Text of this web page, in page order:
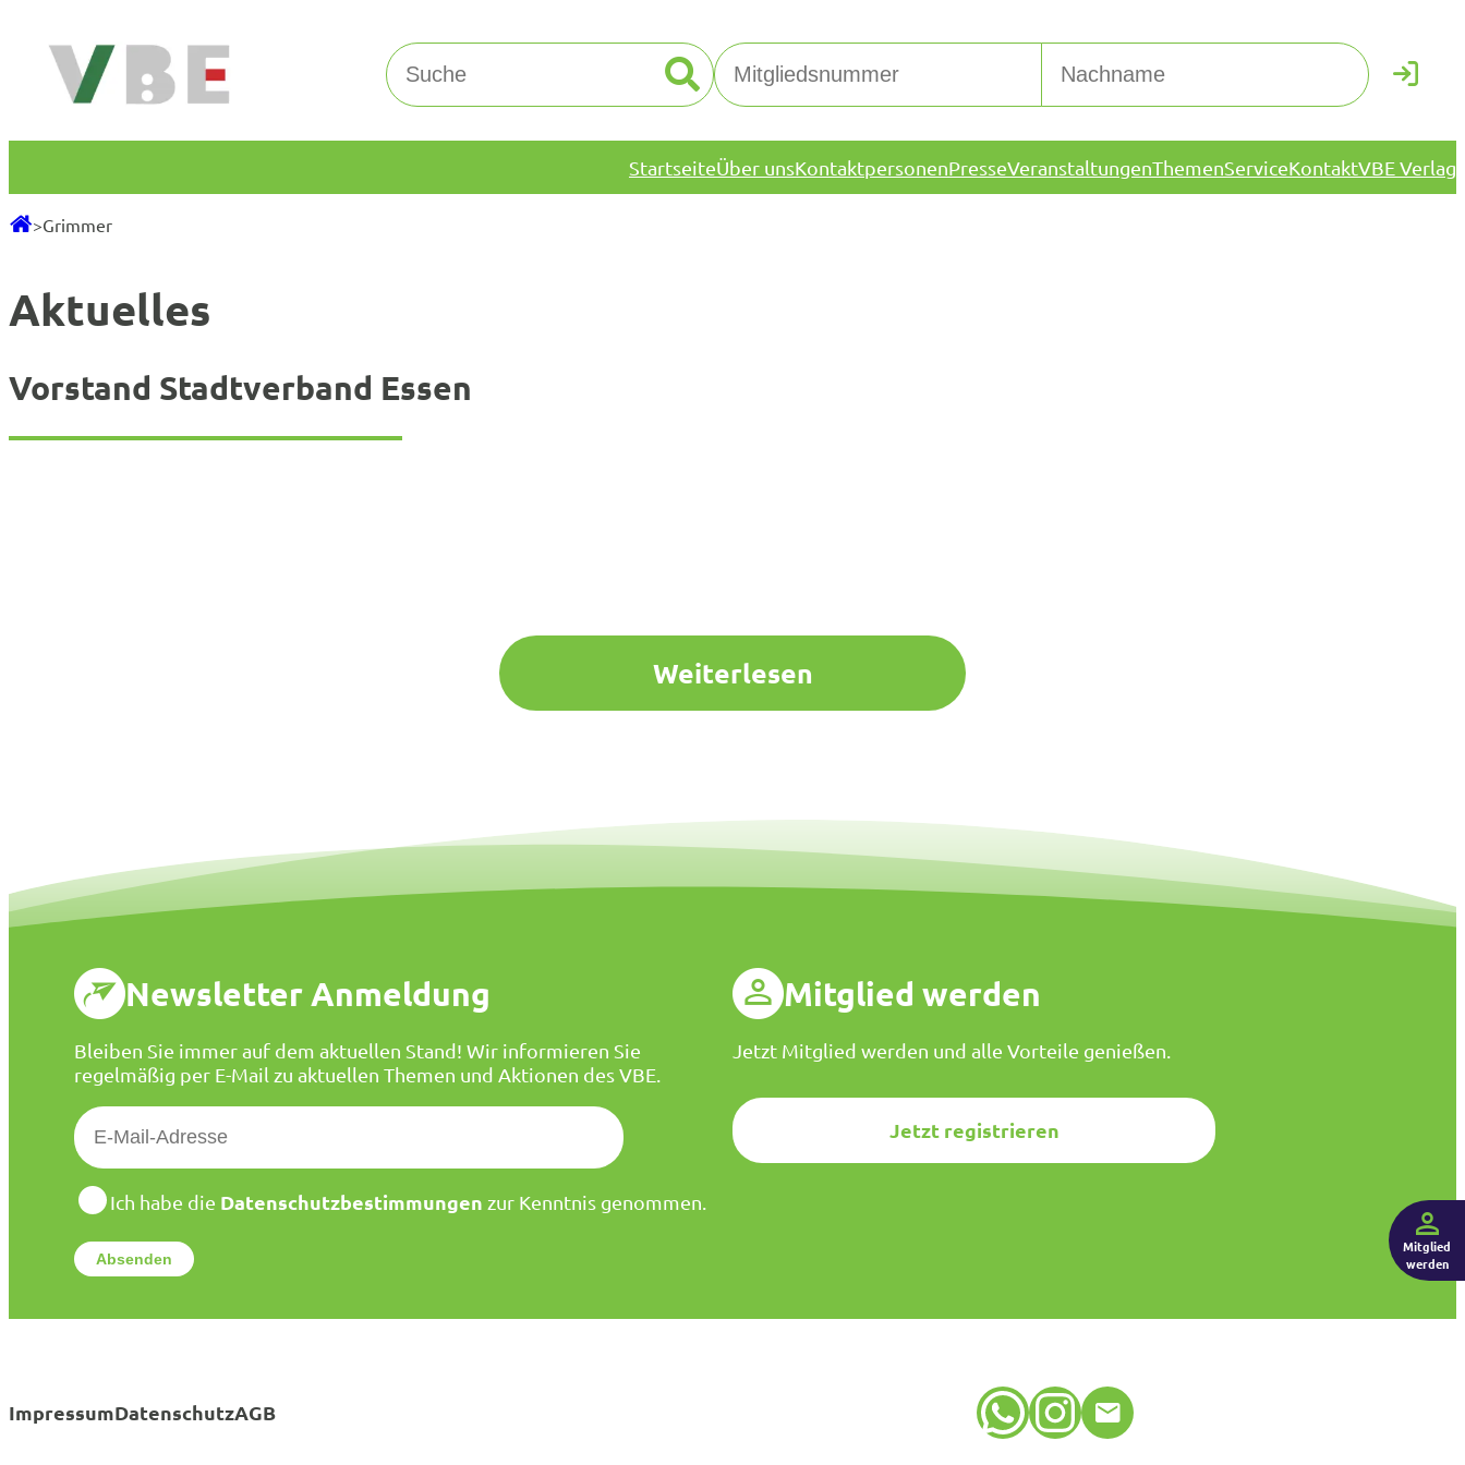
Inhalt
springen
Suchen
StartseiteÜber unsKontaktpersonenPresseVeranstaltungenThemenServiceKontaktVBE Verlag
>Grimmer
Aktuelles
Vorstand Stadtverband Essen
Weiterlesen
Newsletter Anmeldung
Bleiben Sie immer auf dem aktuellen Stand! Wir informieren Sie
regelmäßig per E-Mail zu aktuellen Themen und Aktionen des VBE.
E
-
M
a
l
*
D
t
e
z
Ich habe die Datenschutzbestimmungen zur Kenntnis genommen.
Mitglied werden
Jetzt Mitglied werden und alle Vorteile genießen.
Jetzt registrieren
ImpressumDatenschutzAGB WhatsApp Instagram E-Mail
Mitglied
werden